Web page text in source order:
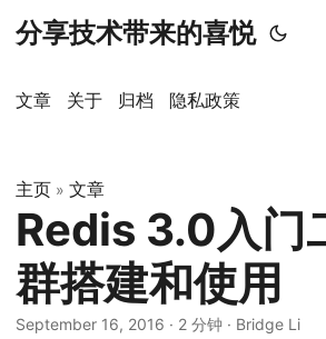
分享技术带来的喜悦
文章 关于 归档 隐私政策
主页 » 文章
Redis 3.0入门
群搭建和使用
September 16, 2016 · 2 分钟 · Bridge Li